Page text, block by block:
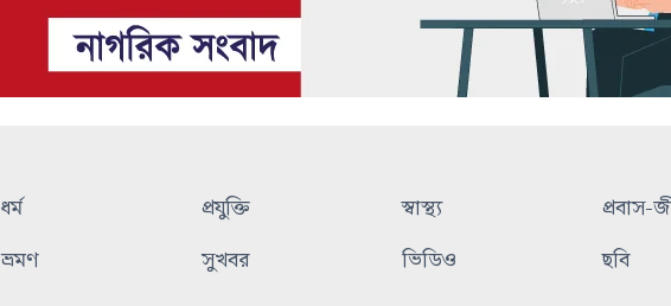
ধর্ম প্রযুক্তি স্বাস্থ্য প্রবাস-
ভ্রমণ
সুখবর ভিডিও ছবি